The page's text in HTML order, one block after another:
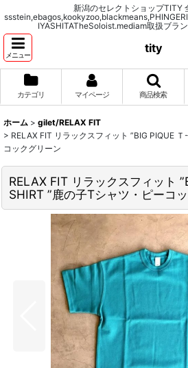
新潟のセレクトショップTITY
IYASHITATheSoloist.mediam取扱ブラ
メニュー
tity
カテゴリ マイページ 商品検索
ホーム > gilet/RELAX FIT
> RELAX FIT リラックスフィット ”BIG PIQUE
コックグリーン
RELAX FIT リラックスフィット
SHIRT ”鹿の子Tシャツ・ピーコ